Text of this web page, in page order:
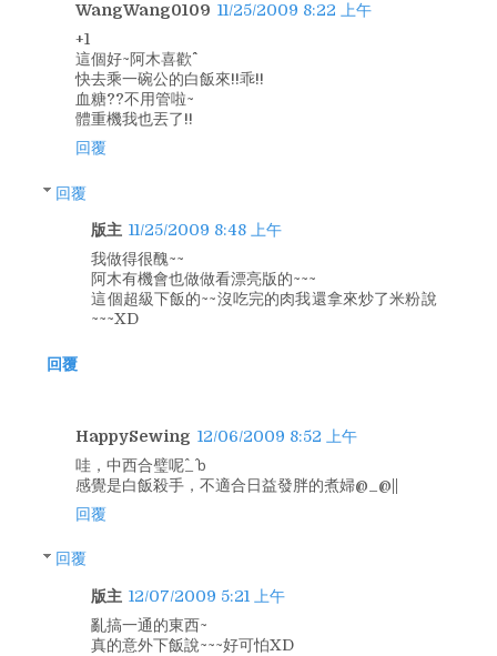
WangWang0109 11/25/2009 8:22 上午
+1
這個好~阿木喜歡^^
快去乘一碗公的白飯來!!乖!!
血糖??不用管啦~
體重機我也丟了!!
回覆
回覆
版主 11/25/2009 8:48 上午
我做得很醜~~
阿木有機會也做做看漂亮版的~~~
這個超級下飯的~~沒吃完的肉我還拿來炒了米粉說
~~~XD
回覆
HappySewing 12/06/2009 8:52 上午
哇，中西合璧呢^_^ｂ
感覺是白飯殺手，不適合日益發胖的煮婦@_@||
回覆
回覆
版主 12/07/2009 5:21 上午
亂搞一通的東西~
真的意外下飯說~~~好可怕XD